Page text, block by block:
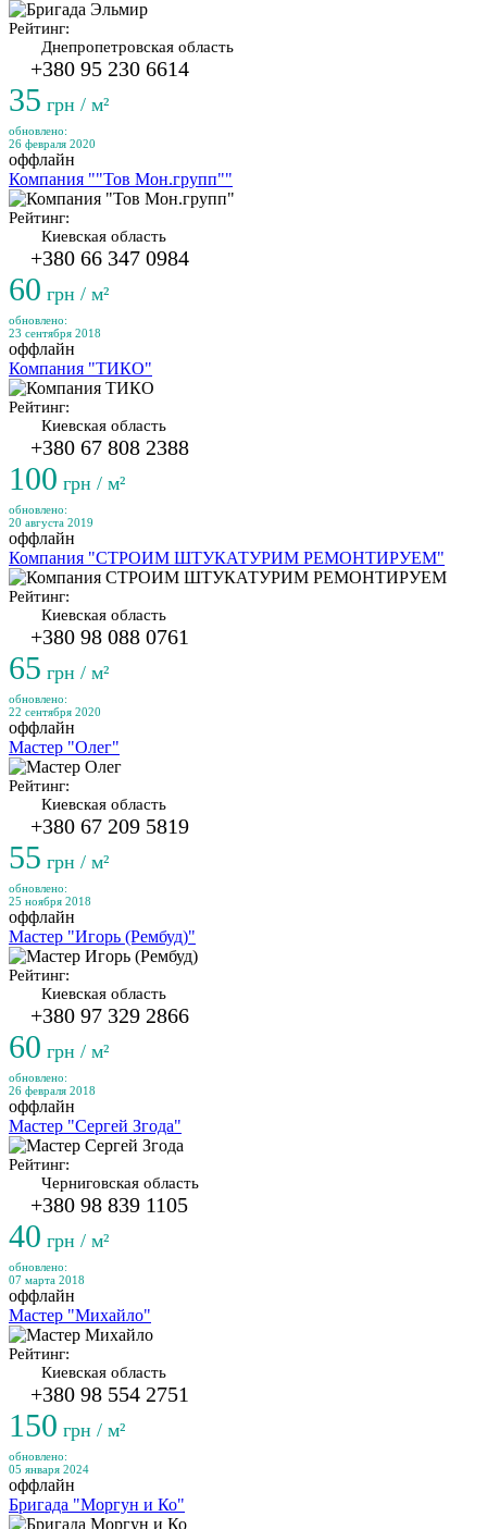
Рейтинг:
Днепропетровская область
+380 95 230 6614
35 грн / м²
обновлено:
26 февраля 2020
оффлайн
Компания ""Тов Мон.групп""
Рейтинг:
Киевская область
+380 66 347 0984
60 грн / м²
обновлено:
23 сентября 2018
оффлайн
Компания "ТИКО"
Рейтинг:
Киевская область
+380 67 808 2388
100 грн / м²
обновлено:
20 августа 2019
оффлайн
Компания "СТРОИМ ШТУКАТУРИМ РЕМОНТИРУЕМ"
Рейтинг:
Киевская область
+380 98 088 0761
65 грн / м²
обновлено:
22 сентября 2020
оффлайн
Мастер "Олег"
Рейтинг:
Киевская область
+380 67 209 5819
55 грн / м²
обновлено:
25 ноября 2018
оффлайн
Мастер "Игорь (Рембуд)"
Рейтинг:
Киевская область
+380 97 329 2866
60 грн / м²
обновлено:
26 февраля 2018
оффлайн
Мастер "Сергей Згода"
Рейтинг:
Черниговская область
+380 98 839 1105
40 грн / м²
обновлено:
07 марта 2018
оффлайн
Мастер "Михайло"
Рейтинг:
Киевская область
+380 98 554 2751
150 грн / м²
обновлено:
05 января 2024
оффлайн
Бригада "Моргун и Ко"